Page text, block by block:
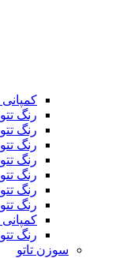
کمپانی Panthera
رنگ تتو Dynamic
رنگ تتو Empire
رنگ تتو Eternal
رنگ تتو Fusion
رنگ تتو Intenze
رنگ تتو KP
رنگ تتو Perma Blend
کمپانی World Famous
رنگ تتو Allegory
سوزن تاتو